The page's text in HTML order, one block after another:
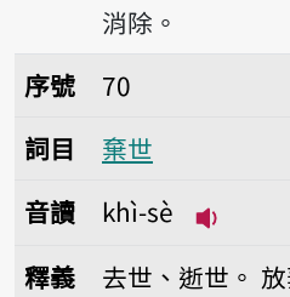
消除。
序號70棄世
序號
70
詞目
棄世
音讀
khì-sè
釋義 去世、逝世。